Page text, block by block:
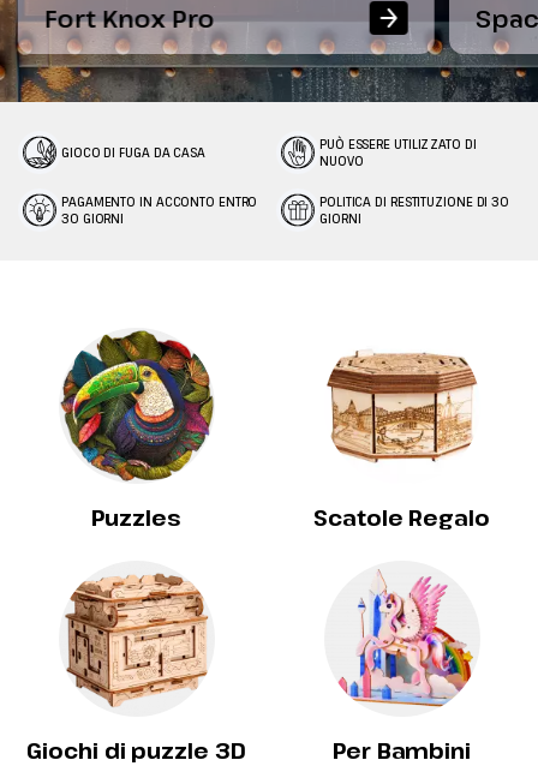
Fort Knox Pro
GIOCO DI FUGA DA CASA
PUÒ ESSERE UTILIZZATO DI
NUOVO
PAGAMENTO IN ACCONTO ENTRO
30 GIORNI
POLITICA DI RESTITUZIONE DI 30
GIORNI
Puzzles Scatole Regalo
Giochi di puzzle 3D Per Bambini